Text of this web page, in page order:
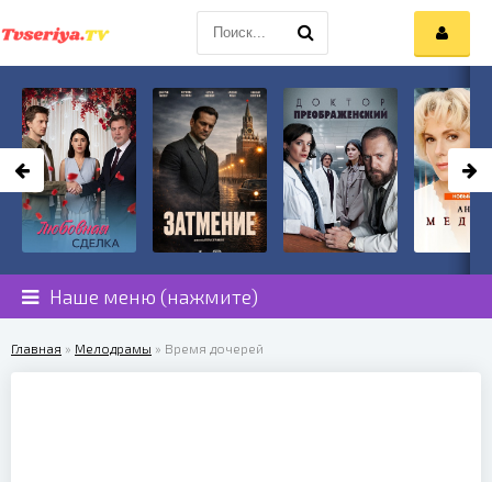
Наше меню (нажмите)
Главная » Мелодрамы » Время дочерей